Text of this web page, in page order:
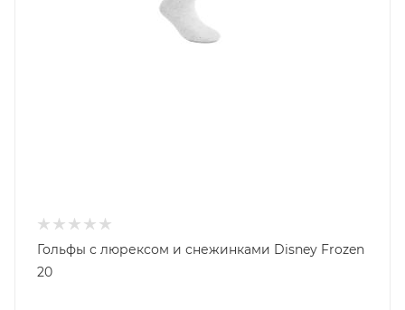
Гольфы с люрексом и снежинками Disney Frozen
20